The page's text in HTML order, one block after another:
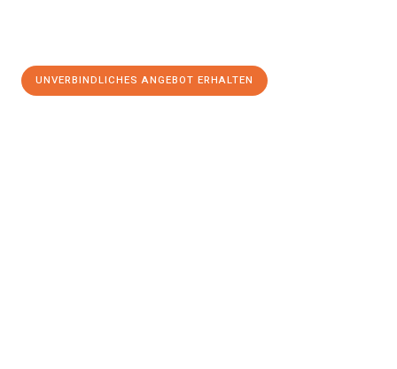
UNVERBINDLICHES ANGEBOT ERHALTEN